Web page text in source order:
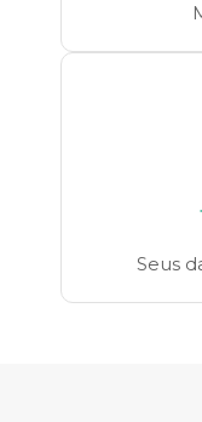
Seus